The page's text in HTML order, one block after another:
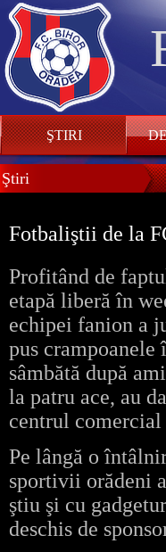
ŞTIRI
Ştiri
Fotbaliştii de la
Profitând de
etapă liberă în
echipei fanion a
pus crampoanele
sâmbătă după
la patru ace, au
centrul comercial
Pe lângă o
sportivii orădeni
ştiu şi cu
deschis de